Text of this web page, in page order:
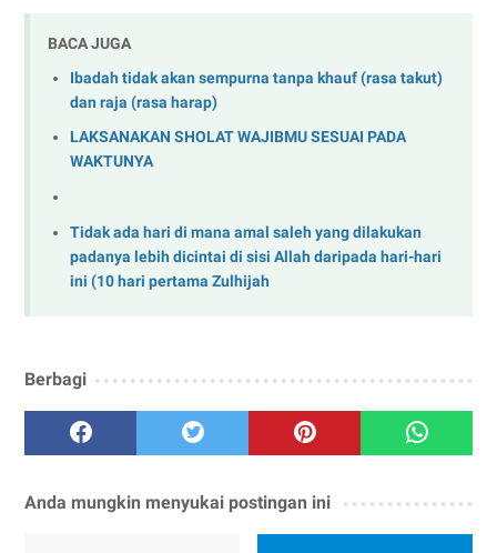
BACA JUGA
Ibadah tidak akan sempurna tanpa khauf (rasa takut)
dan raja (rasa harap)
LAKSANAKAN SHOLAT WAJIBMU SESUAI PADA
WAKTUNYA
Tidak ada hari di mana amal saleh yang dilakukan
padanya lebih dicintai di sisi Allah daripada hari-hari
ini (10 hari pertama Zulhijah
Berbagi
Anda mungkin menyukai postingan ini